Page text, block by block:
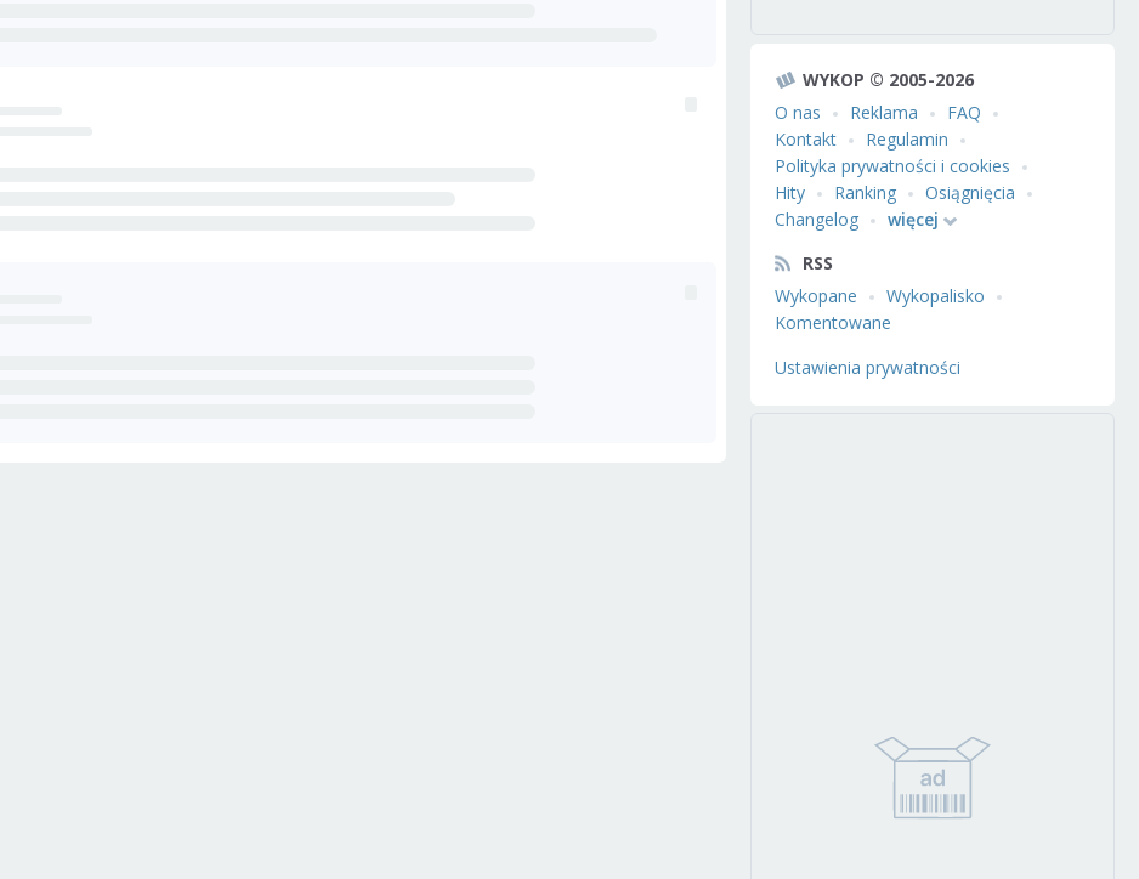
WYKOP © 2005-2026
O nas
Reklama
FAQ
Kontakt
Regulamin
Polityka prywatności i cookies
Hity
Ranking
Osiągnięcia
Changelog
więcej
RSS
Wykopane
Wykopalisko
Komentowane
Ustawienia prywatności